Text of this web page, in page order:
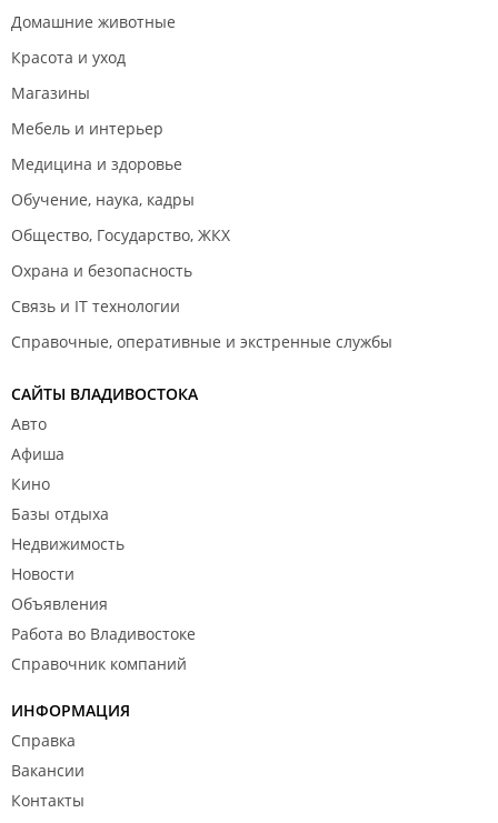
Домашние животные
Красота и уход
Магазины
Мебель и интерьер
Медицина и здоровье
Обучение, наука, кадры
Общество, Государство, ЖКХ
Охрана и безопасность
Связь и IT технологии
Справочные, оперативные и экстренные службы
САЙТЫ ВЛАДИВОСТОКА
Авто
Афиша
Кино
Базы отдыха
Недвижимость
Новости
Объявления
Работа во Владивостоке
Справочник компаний
ИНФОРМАЦИЯ
Справка
Вакансии
Контакты